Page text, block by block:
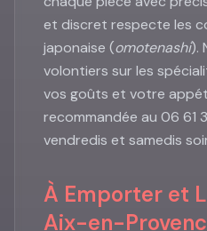
et discret respecte les
japonaise (omotenashi).
volontiers sur les
vos goûts et votre
recommandée au 06 61
vendredis et samedis
À Emporter et
Aix-en-